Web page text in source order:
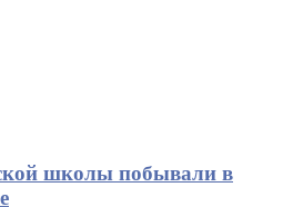
школы побывали в